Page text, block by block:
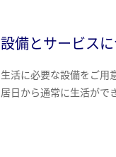
設備とサービス
生活に必要な設備をご用
居日から通常に生活がで